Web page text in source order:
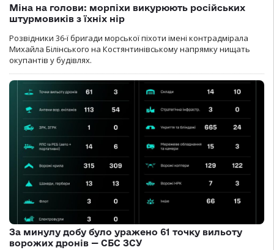
Міна на голови: морпіхи викурюють російських
штурмовиків з їхніх нір
Розвідники 36-ї бригади морської піхоти імені контрадмірала
Михайла Білінського на Костянтинівському напрямку нищать
окупантів у будівлях.
За минулу добу було уражено 61 точку вильоту
ворожих дронів — СБС ЗСУ